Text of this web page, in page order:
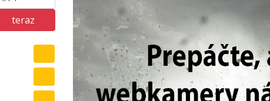
teraz